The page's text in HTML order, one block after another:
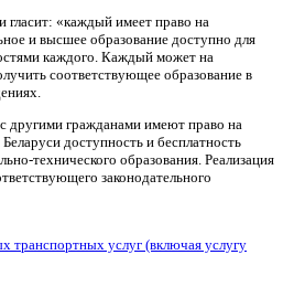
гласит: «каждый имеет право на
и высшее образование доступно для
каждого. Каждый может на
соответствующее образование в
другими гражданами имеют право на
доступность и бесплатность
технического образования. Реализация
законодательного
транспортных услуг (включая услугу